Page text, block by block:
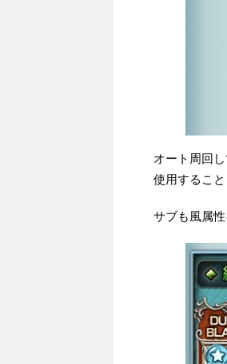
オート周回
使用するこ
サブも風属